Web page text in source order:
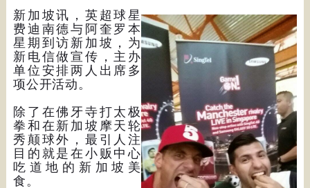
新加坡讯，英超球星
费迪南德与阿奎罗本
星期到访新加坡，为
新电信做宣传，主办
单位安排两人出席多
项公开活动。
除了在佛牙寺打太极
拳和在新加坡摩天轮
秀颠球外，最引人注
目的就是在小贩中心
吃道地的新加坡美
食。